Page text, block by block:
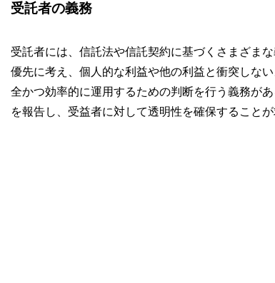
受託者の義務
受託者には、信託法や信託契約に基づくさまざま
優先に考え、個人的な利益や他の利益と衝突しな
全かつ効率的に運用するための判断を行う義務が
を報告し、受益者に対して透明性を確保することが